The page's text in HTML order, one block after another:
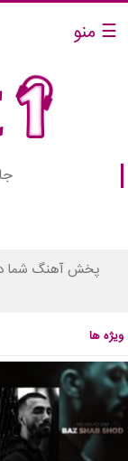
☰ منو
پخش آهنگ شما
ویژه ها